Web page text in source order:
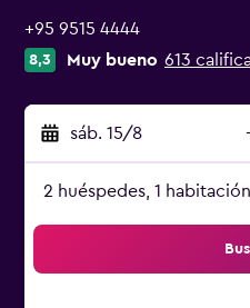
+95 9515 4444
8,3 Muy bueno 613
sáb. 15/8 -
2 huéspedes, 1 habitación